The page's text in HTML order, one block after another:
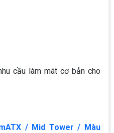
cầu làm mát cơ bản cho
/ Mid Tower / Màu